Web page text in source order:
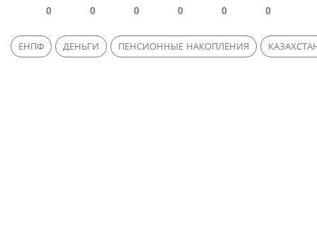
0 0 0 0 0 0
ЕНПФ ДЕНЬГИ ПЕНСИОННЫЕ НАКОПЛЕНИЯ